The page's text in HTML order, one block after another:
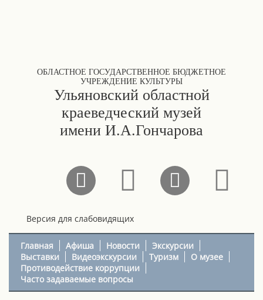
ОБЛАСТНОЕ ГОСУДАРСТВЕННОЕ БЮДЖЕТНОЕ
УЧРЕЖДЕНИЕ КУЛЬТУРЫ
Ульяновский областной
краеведческий музей
имени И.А.Гончарова
Версия для слабовидящих
Главная Афиша Новости
Экскурсии
Выставки
Видеоэкскурсии Туризм
О музее
Противодействие коррупции
Часто задаваемые вопросы